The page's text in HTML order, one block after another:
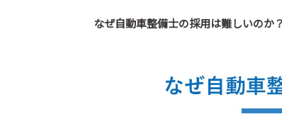
なぜ自動車整備士の採用は難しいのか？